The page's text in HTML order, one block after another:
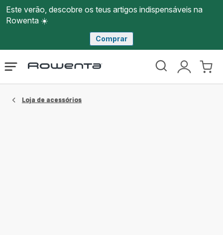
Este verão, descobre os teus artigos indispensáveis na
Rowenta ☀️
Comprar
Página
Rowenta
O
Abrir
Loja de acessórios​